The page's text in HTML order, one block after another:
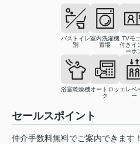
バストイレ
別
室内洗濯機
置場
TVモ
付きイ
ーホ
浴室乾燥機オートロッ
ク
エレベ
ー
セールスポイント
仲介手数料無料でご案内できます